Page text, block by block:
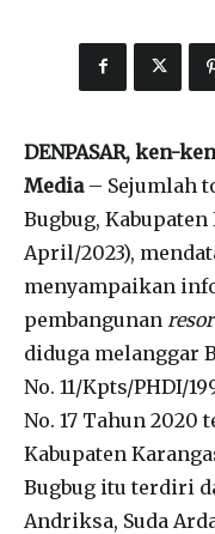
DENPASAR, ken-
Media– Sejumlah
Bugbug,
April/2023),
menyampaikan
pembangunan
diduga melanggar
No. 11/Kpts/PHDI/
No. 17 Tahun 2020
Kabupaten
Bugbug itu terdiri
Andriksa, Suda